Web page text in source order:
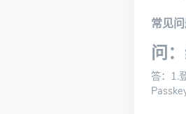
常见
问
答：1.